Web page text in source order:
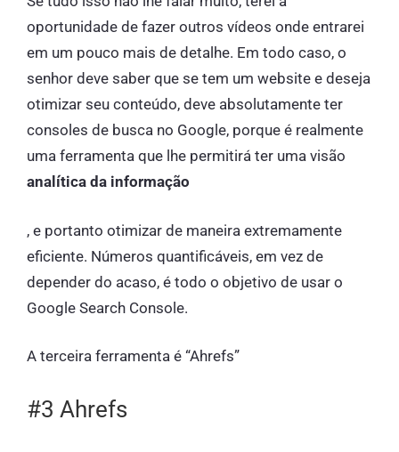
oportunidade de fazer outros vídeos onde entrarei
em um pouco mais de detalhe. Em todo caso, o
senhor deve saber que se tem um website e deseja
otimizar seu conteúdo, deve absolutamente ter
consoles de busca no Google, porque é realmente
uma ferramenta que lhe permitirá ter uma visão
analítica da informação
, e portanto otimizar de maneira extremamente
eficiente. Números quantificáveis, em vez de
depender do acaso, é todo o objetivo de usar o
Google Search Console.
A terceira ferramenta é “Ahrefs”
#3 Ahrefs